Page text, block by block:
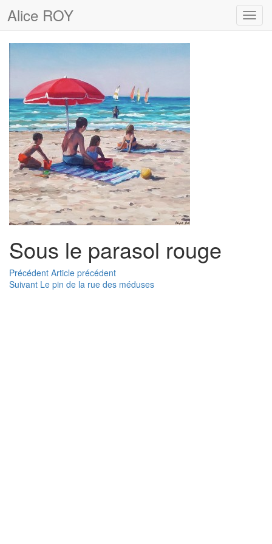
Alice ROY
Sous le parasol rouge
Navigation
de
Précédent Article
précédent :
Article précédent
Suivant Article
Le pin de la rue des méduses